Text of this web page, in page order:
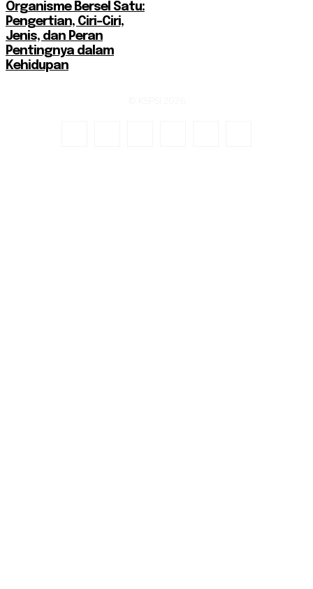
Organisme Bersel Satu:
Pengertian, Ciri-Ciri,
Jenis, dan Peran
Pentingnya dalam
Kehidupan